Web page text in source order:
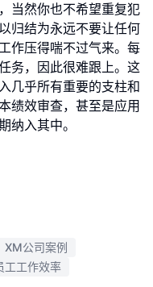
当然你也不希望重复犯
归结为永远不要让任何
作压得喘不过气来。每
务，因此很难跟上。这
几乎所有重要的支柱和
绩效审查，甚至是应用
纳入其中。
XM公司案例
工工作效率